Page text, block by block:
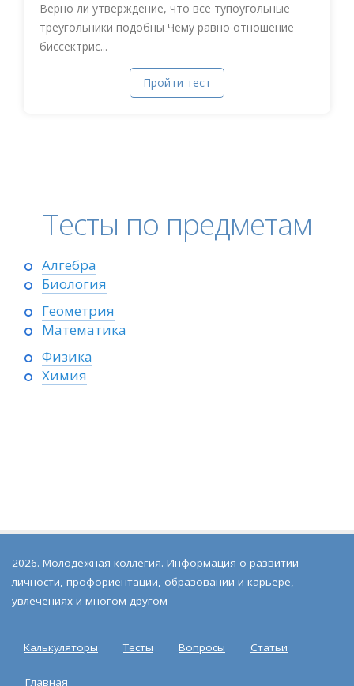
Верно ли утверждение, что все тупоугольные
треугольники подобны Чему равно отношение
биссектрис...
Пройти тест
Тесты по предметам
Алгебра
Биология
Геометрия
Математика
Физика
Химия
2026. Молодёжная коллегия. Информация о развитии
личности, профориентации, образовании и карьере,
увлечениях и многом другом
Калькуляторы Тесты Вопросы Статьи
Главная